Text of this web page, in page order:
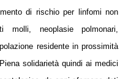
di rischio per linfomi non
molli, neoplasie polmonari,
residente in prossimità
Piena solidarietà quindi ai medici